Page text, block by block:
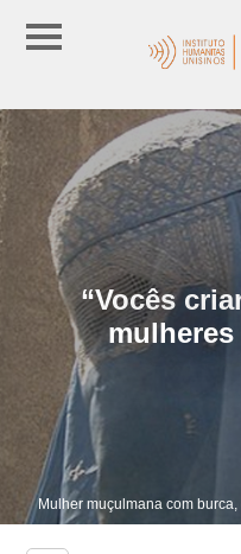
“Vocês
Mulher muçulmana com